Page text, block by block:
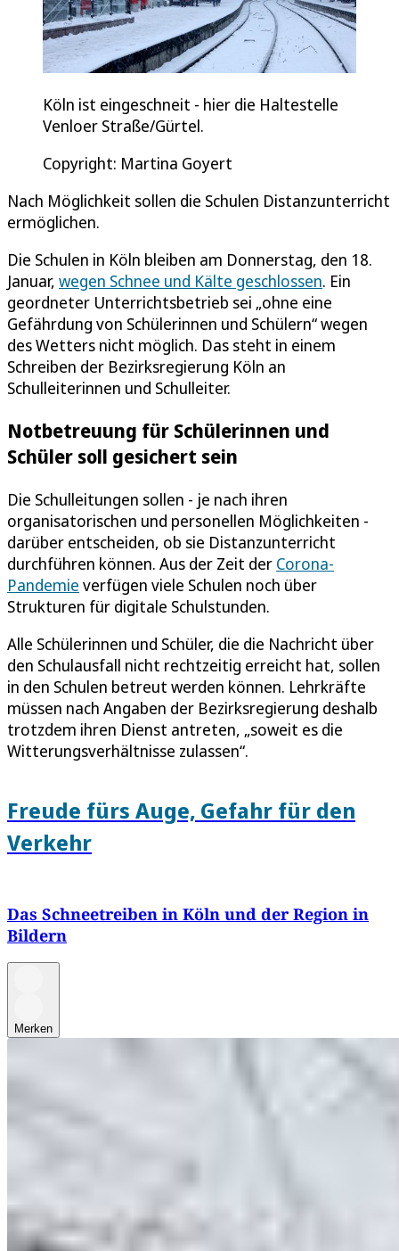
Köln ist eingeschneit - hier die Haltestelle
Venloer Straße/Gürtel.
Copyright: Martina Goyert
Nach Möglichkeit sollen die Schulen Distanzunterricht
ermöglichen.
Die Schulen in Köln bleiben am Donnerstag, den 18.
Januar, wegen Schnee und Kälte geschlossen. Ein
geordneter Unterrichtsbetrieb sei „ohne eine
Gefährdung von Schülerinnen und Schülern“ wegen
des Wetters nicht möglich. Das steht in einem
Schreiben der Bezirksregierung Köln an
Schulleiterinnen und Schulleiter.
Notbetreuung für Schülerinnen und
Schüler soll gesichert sein
Die Schulleitungen sollen - je nach ihren
organisatorischen und personellen Möglichkeiten -
darüber entscheiden, ob sie Distanzunterricht
durchführen können. Aus der Zeit der Corona-
Pandemie verfügen viele Schulen noch über
Strukturen für digitale Schulstunden.
Alle Schülerinnen und Schüler, die die Nachricht über
den Schulausfall nicht rechtzeitig erreicht hat, sollen
in den Schulen betreut werden können. Lehrkräfte
müssen nach Angaben der Bezirksregierung deshalb
trotzdem ihren Dienst antreten, „soweit es die
Witterungsverhältnisse zulassen“.
Freude fürs Auge, Gefahr für den
Verkehr
Das Schneetreiben in Köln und der Region in
Bildern
Merken